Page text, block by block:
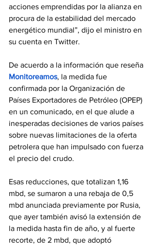
acciones emprendidas por la alianza en
procura de la estabilidad del mercado
energético mundial”, dijo el ministro en
su cuenta en Twitter.
De acuerdo a la información que reseña
Monitoreamos, la medida fue
confirmada por la Organización de
Países Exportadores de Petróleo (OPEP)
en un comunicado, en el que alude a
inesperadas decisiones de varios países
sobre nuevas limitaciones de la oferta
petrolera que han impulsado con fuerza
el precio del crudo.
Esas reducciones, que totalizan 1,16
mbd, se sumaron a una rebaja de 0,5
mbd anunciada previamente por Rusia,
que ayer también avisó la extensión de
la medida hasta fin de año, y al fuerte
recorte, de 2 mbd, que adoptó